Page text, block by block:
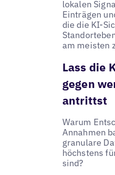
lokalen
Einträgen
die die KI-
am meisten
Lass die
gegen
antrittst
Warum
Annahmen
granulare
höchstens
sind?